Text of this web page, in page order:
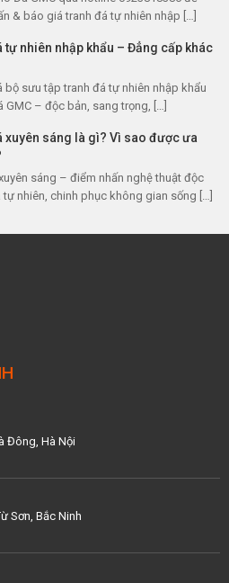
& báo giá tranh đá tự nhiên nhập […]
tự nhiên nhập khẩu – Đẳng cấp khác
bộ sưu tập tranh đá tự nhiên nhập khẩu
GMC – độc bản, sang trọng, […]
xuyên sáng là gì? Vì sao được ưa
sáng – điểm nhấn nghệ thuật độc
nhiên, chinh phục không gian sống […]
Đông, Hà Nội
Sơn, Bắc Ninh